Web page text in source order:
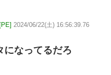
2024/06/22(土) 16:56:39.76
になってるだろ